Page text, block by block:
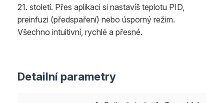
21. století. Přes aplikaci si nastavíš teplotu PID,
preinfuzi (předspaření) nebo úsporný režim.
Všechno intuitivní, rychlé a přesné.
Detailní parametry